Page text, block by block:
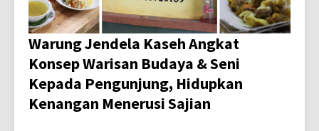
Warung Jendela Kaseh Angkat
Konsep Warisan Budaya & Seni
Kepada Pengunjung, Hidupkan
Kenangan Menerusi Sajian